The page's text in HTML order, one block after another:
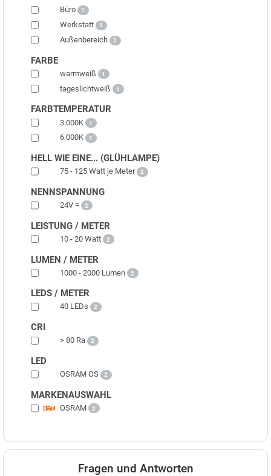
Büro 1
Werkstatt 1
Außenbereich 2
FARBE
warmweiß 1
tageslichtweiß 1
FARBTEMPERATUR
3.000K 1
6.000K 1
HELL WIE EINE... (GLÜHLAMPE)
75 - 125 Watt je Meter 2
NENNSPANNUNG
24V = 2
LEISTUNG / METER
10 - 20 Watt 2
LUMEN / METER
1000 - 2000 Lumen 2
LEDS / METER
40 LEDs 2
CRI
> 80 Ra 2
LED
OSRAM OS 2
MARKENAUSWAHL
OSRAM 2
Fragen und Antworten